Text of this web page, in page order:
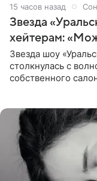
15 часов назад
Звезда
хейтерам:
Звезда шоу
столкнулась с
собственного